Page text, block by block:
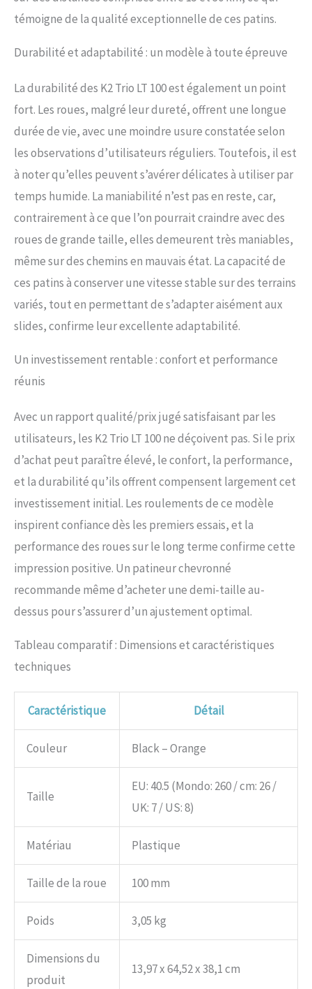
témoigne de la qualité exceptionnelle de ces patins.
Durabilité et adaptabilité : un modèle à toute épreuve
La durabilité des K2 Trio LT 100 est également un point
fort. Les roues, malgré leur dureté, offrent une longue
durée de vie, avec une moindre usure constatée selon
les observations d’utilisateurs réguliers. Toutefois, il est
à noter qu’elles peuvent s’avérer délicates à utiliser par
temps humide. La maniabilité n’est pas en reste, car,
contrairement à ce que l’on pourrait craindre avec des
roues de grande taille, elles demeurent très maniables,
même sur des chemins en mauvais état. La capacité de
ces patins à conserver une vitesse stable sur des terrains
variés, tout en permettant de s’adapter aisément aux
slides, confirme leur excellente adaptabilité.
Un investissement rentable : confort et performance
réunis
Avec un rapport qualité/prix jugé satisfaisant par les
utilisateurs, les K2 Trio LT 100 ne déçoivent pas. Si le prix
d’achat peut paraître élevé, le confort, la performance,
et la durabilité qu’ils offrent compensent largement cet
investissement initial. Les roulements de ce modèle
inspirent confiance dès les premiers essais, et la
performance des roues sur le long terme confirme cette
impression positive. Un patineur chevronné
recommande même d’acheter une demi-taille au-
dessus pour s’assurer d’un ajustement optimal.
Tableau comparatif : Dimensions et caractéristiques
techniques
Caractéristique Détail
Couleur Black – Orange
Taille
EU: 40.5 (Mondo: 260 / cm: 26 /
UK: 7 / US: 8)
Matériau Plastique
Taille de la roue 100 mm
Poids 3,05 kg
Dimensions du
produit
13,97 x 64,52 x 38,1 cm